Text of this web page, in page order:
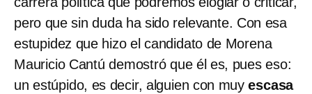
pero que sin duda ha sido relevante. Con esa
estupidez que hizo el candidato de Morena
Mauricio Cantú demostró que él es, pues eso:
un estúpido, es decir, alguien con muyescasa